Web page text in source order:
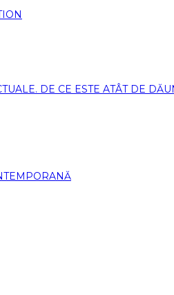
DE CE ESTE ATÂT DE